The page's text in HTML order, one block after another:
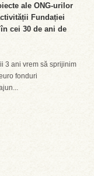
ale ONG-urilor
Fundației
cei 30 de ani de
3 ani vrem să sprijinim
fonduri